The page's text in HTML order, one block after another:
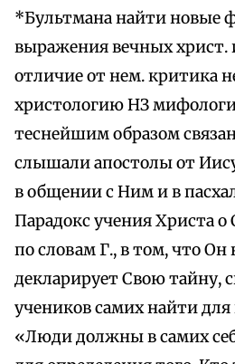
*Бультмана найти новые
выражения вечных христ.
отличие от нем. критика
христологию НЗ
теснейшим образом
слышали апостолы от
в общении с Ним и в
Парадокс учения Христа о
по словам Г., в том, что Он
декларирует Свою тайну,
учеников самих найти
«Люди должны в самих